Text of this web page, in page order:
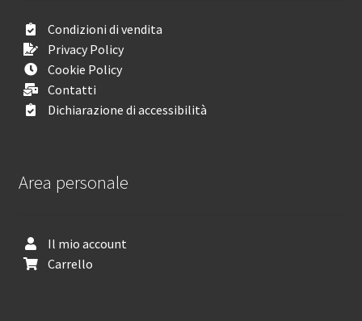
Condizioni di vendita
Privacy Policy
Cookie Policy
Contatti
Dichiarazione di accessibilità
Area personale
Il mio account
Carrello